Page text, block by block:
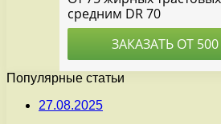
Популярные статьи
27.08.2025